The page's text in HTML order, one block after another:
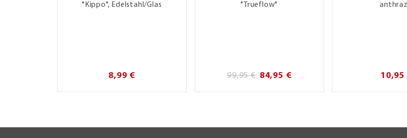
"Kippo", Edelstahl/Glas
8,99 €
"Trueflow"
99,95 € 84,95 € 10,95